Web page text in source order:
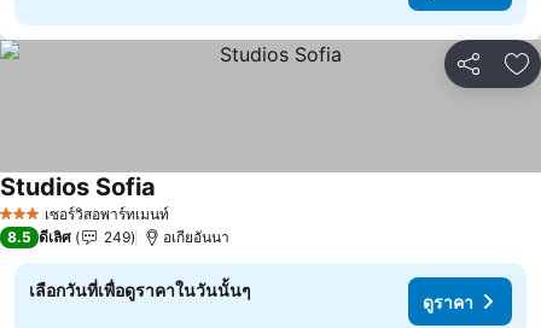
แชร์ เ
3 ดาว เซอร์วิสอพาร์ทเมนท์
Studios Sofia
8.5 ดีเลิศ 249 อเกียอันนา
เลือกวันที่เพื่อดูราคาในวันนั้นๆ
ดูราคา